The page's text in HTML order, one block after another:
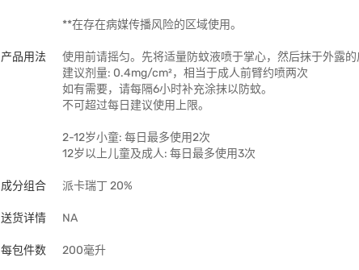
**在存在病媒传播风险的区域使用。
产品用法
使用前请摇匀。先将适量防蚊液喷于掌心，然后抹于外露
建议剂量: 0.4mg/cm²，相当于成人前臂约喷两次
如有需要，请每隔6小时补充涂抹以防蚊。
不可超过每日建议使用上限。
2-12岁小童: 每日最多使用2次
12岁以上儿童及成人: 每日最多使用3次
成分组合 派卡瑞丁 20%
送货详情 NA
每包件数 200毫升